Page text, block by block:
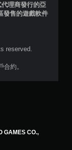
理商發行的亞
發售的遊戲軟件
reserved.
約。
GAMES CO.,